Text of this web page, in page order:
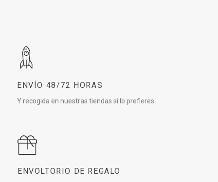
ENVÍO 48/72 HORAS
Y recogida en nuestras tiendas si lo prefieres.
ENVOLTORIO DE REGALO